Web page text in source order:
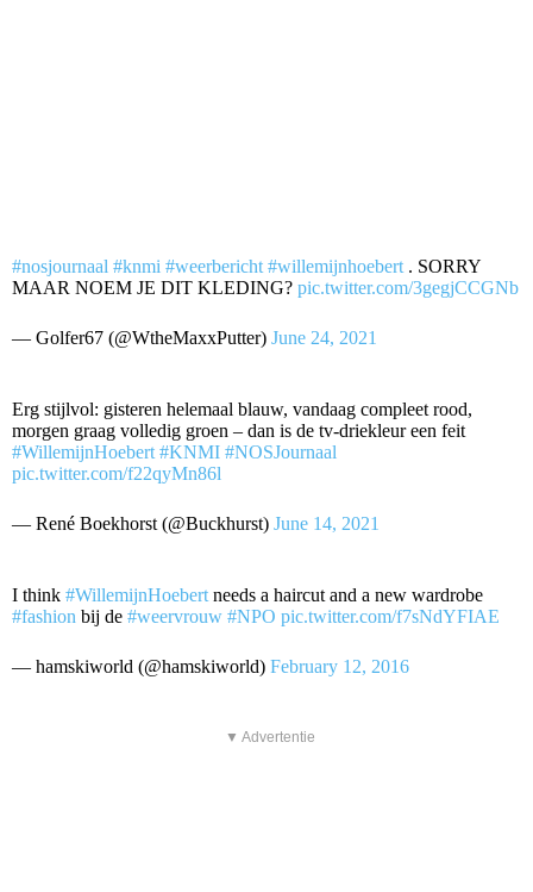
#nosjournaal #knmi #weerbericht #willemijnhoebert. SORRY
MAAR NOEM JE DIT KLEDING? pic.twitter.com/3gegjCCGNb
— Golfer67 (@WtheMaxxPutter) June 24, 2021
Erg stijlvol: gisteren helemaal blauw, vandaag compleet rood,
morgen graag volledig groen – dan is de tv-driekleur een feit
#WillemijnHoebert #KNMI #NOSJournaal
pic.twitter.com/f22qyMn86l
— René Boekhorst (@Buckhurst) June 14, 2021
I think #WillemijnHoebertneeds a haircut and a new wardrobe
#fashion bij de #weervrouw #NPO pic.twitter.com/f7sNdYFIAE
— hamskiworld (@hamskiworld) February 12, 2016
▼ Advertentie